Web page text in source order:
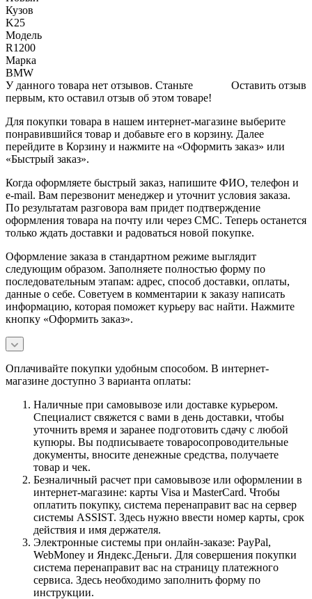
Кузов
K25
Модель
R1200
Марка
BMW
Оставить отзыв
У данного товара нет отзывов. Станьте
первым, кто оставил отзыв об этом товаре!
Для покупки товара в нашем интернет-магазине выберите
понравившийся товар и добавьте его в корзину. Далее
перейдите в Корзину и нажмите на «Оформить заказ» или
«Быстрый заказ».
Когда оформляете быстрый заказ, напишите ФИО, телефон и
e-mail. Вам перезвонит менеджер и уточнит условия заказа.
По результатам разговора вам придет подтверждение
оформления товара на почту или через СМС. Теперь останется
только ждать доставки и радоваться новой покупке.
Оформление заказа в стандартном режиме выглядит
следующим образом. Заполняете полностью форму по
последовательным этапам: адрес, способ доставки, оплаты,
данные о себе. Советуем в комментарии к заказу написать
информацию, которая поможет курьеру вас найти. Нажмите
кнопку «Оформить заказ».
Оплачивайте покупки удобным способом. В интернет-
магазине доступно 3 варианта оплаты:
Наличные при самовывозе или доставке курьером.
Специалист свяжется с вами в день доставки, чтобы
уточнить время и заранее подготовить сдачу с любой
купюры. Вы подписываете товаросопроводительные
документы, вносите денежные средства, получаете
товар и чек.
Безналичный расчет при самовывозе или оформлении в
интернет-магазине: карты Visa и MasterCard. Чтобы
оплатить покупку, система перенаправит вас на сервер
системы ASSIST. Здесь нужно ввести номер карты, срок
действия и имя держателя.
Электронные системы при онлайн-заказе: PayPal,
WebMoney и Яндекс.Деньги. Для совершения покупки
система перенаправит вас на страницу платежного
сервиса. Здесь необходимо заполнить форму по
инструкции.